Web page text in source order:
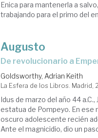
Enica para mantenerla a
trabajando para el primo del
Augusto
de revolucionario a
Goldsworthy, Adrian Keith
La Esfera de los Libros. Madrid,
Idus de marzo del año 44
estatua de Pompeyo. En ese
oscuro adolescente recién
Ante el magnicidio, dio un